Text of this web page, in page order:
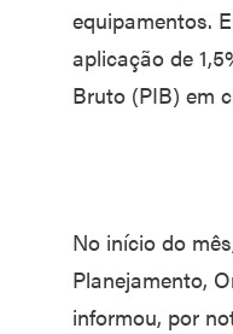
equipamentos.
aplicação de
Bruto (PIB) em
No início do
Planejamento,
informou, por